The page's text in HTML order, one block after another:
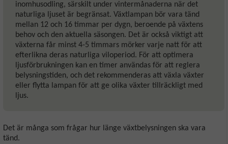
inomhusodling, särskilt under vintermånaderna när det
naturliga ljuset är begränsat. Växtlampan bör vara tänd
mellan 12 och 16 timmar per dygn, beroende på växtens
behov och den aktuella säsongen. Det är också viktigt att
växterna får minst 4-5 timmars mörker varje natt för att
efterlikna deras naturliga viloperiod. För att optimera
ljusförbrukningen kan en timer användas för att reglera
belysningstiden, och det rekommenderas att växla växter
eller flytta lampan för att ge olika växter tillräckligt med
ljus.
Det är många som frågar hur länge växtbelysningen ska vara
tänd.